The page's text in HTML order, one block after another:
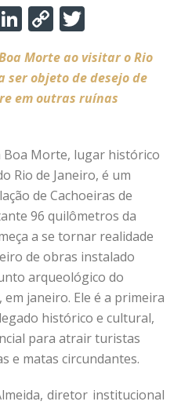
m
Li
n
k
e
n
C
p
y
n
k
w
itt
er
Morte ao visitar o Rio
ser objeto de desejo de
em outras ruínas
Boa Morte, lugar histórico
Rio de Janeiro, é um
de Cachoeiras de
96 quilômetros da
a se tornar realidade
de obras instalado
arqueológico do
janeiro. Ele é a primeira
histórico e cultural,
para atrair turistas
e matas circundantes.
diretor institucional